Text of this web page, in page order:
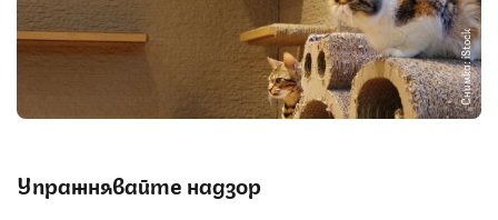
Снимка: iStock
Упражнявайте надзор